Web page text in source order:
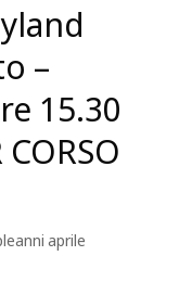
–
15.30
aprile